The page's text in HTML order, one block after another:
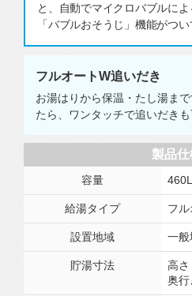
と、自動でマイクロバブルに
「バブルおそうじ」機能がつい
フルオートW追いだき
お湯はりから保温・たし湯ま
たら、ワンタッチで追いだきも
製品
容量
給湯タイプ フ
設置地域 一般
貯湯寸法
高
奥